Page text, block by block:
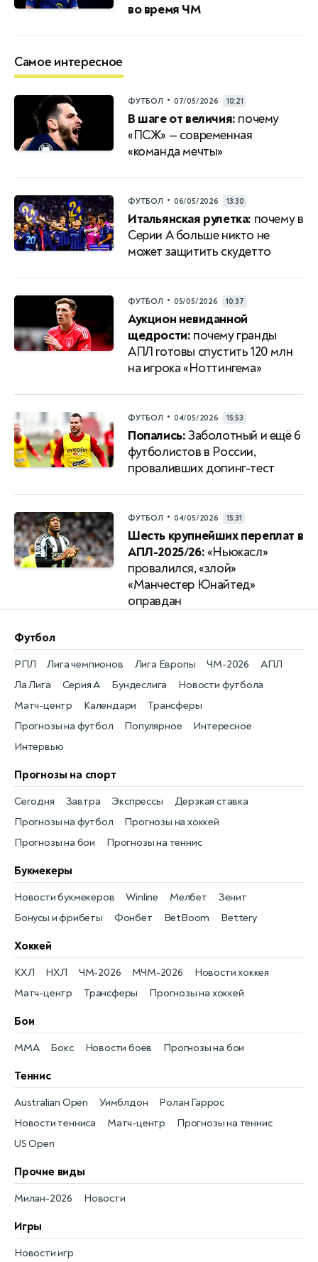
во время ЧМ
Самое интересное
ФУТБОЛ • 07/05/2026 10:21
В шаге от величия: почему
«ПСЖ» — современная
«команда мечты»
ФУТБОЛ • 06/05/2026 13:30
Итальянская рулетка: почему в
Серии A больше никто не
может защитить скудетто
ФУТБОЛ • 05/05/2026 10:37
Аукцион невиданной
щедрости: почему гранды
АПЛ готовы спустить 120 млн
на игрока «Ноттингема»
ФУТБОЛ • 04/05/2026 15:53
Попались:Заболотный и ещё 6
футболистов в России,
проваливших допинг-тест
ФУТБОЛ • 04/05/2026 15:31
Шесть крупнейших переплат в
АПЛ-2025/26:«Ньюкасл»
провалился, «злой»
«Манчестер Юнайтед»
оправдан
Футбол
Новости футбола
РПЛ
Матч-центр
Лига чемпионов
Календари
Лига Европы
Трансферы
ЧМ-2026
Прогнозы на футбол
АПЛ
Популярное
Ла Лига
Интересное
Серия А
Интервью
Бундеслига
Прогнозы на спорт
Прогнозы на футбол
Сегодня
Прогнозы на хоккей
Завтра
Прогнозы на бои
Экспрессы
Прогнозы на теннис
Дерзкая ставка
Букмекеры
Бонусы и фрибеты
Новости букмекеров
Фонбет
Winline
BetBoom
Мелбет
Bettery
Зенит
Хоккей
Новости хоккея
КХЛ
Матч-центр
НХЛ
Трансферы
ЧМ-2026
Прогнозы на хоккей
МЧМ-2026
Бои
Новости боёв
MMA Прогнозы на бои
Бокс
Теннис
Новости тенниса
Australian Open
Матч-центр
Уимблдон
Прогнозы на теннис
Ролан Гаррос
US Open
Прочие виды
Новости
Милан-2026
Игры
Новости игр